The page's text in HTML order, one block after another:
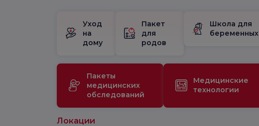
Уход
на
дому
Пакет
для
родов
Школа для
беременных
Пакеты
медицинских
обследований
Медицинские
технологии
Локации